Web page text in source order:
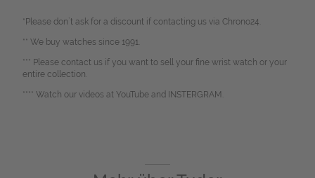
*Please don`t ask for a discount if contacting us via Chrono24.
** We buy watches since 1991.
*** Please contact us if you want to sell your fine wrist watch or your
entire collection.
**** Watch our videos at YouTube and INSTERGRAM.